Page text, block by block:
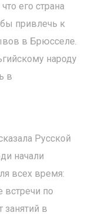
его страна
привлечь к
в Брюсселе.
народу
в
Русской
начали
всех время:
встречи по
занятий в